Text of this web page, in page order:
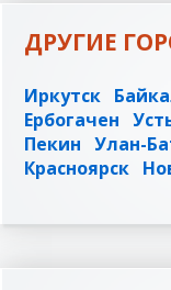
ДРУГИЕ
Иркутск
Ербогачен
Пекин Улан-
Красноярск